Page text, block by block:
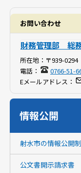
お問い合わせ
財務管理部 総
所在地： 〒939-
電話：
0766-51-
Eメールアドレス：
情報公開
射水市の情報公開
公文書開示請求書